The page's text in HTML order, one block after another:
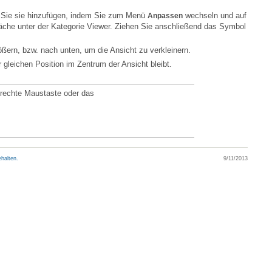
sie hinzufügen, indem Sie zum Menü Anpassen wechseln und auf
bzw. nach unten, um die Ansicht zu verkleinern.
Position im Zentrum der Ansicht bleibt.
9/11/2013